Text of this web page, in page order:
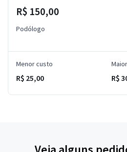
R$ 150,00
Podólogo
Menor custo
R$ 25,00 R$